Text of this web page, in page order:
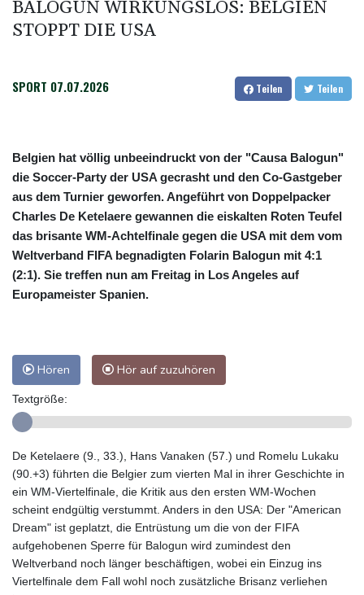
BALOGUN WIRKUNGSLOS: BELGIEN
STOPPT DIE USA
SPORT 07.07.2026 Teilen Teilen
Belgien hat völlig unbeeindruckt von der "Causa Balogun"
die Soccer-Party der USA gecrasht und den Co-Gastgeber
aus dem Turnier geworfen. Angeführt von Doppelpacker
Charles De Ketelaere gewannen die eiskalten Roten Teufel
das brisante WM-Achtelfinale gegen die USA mit dem vom
Weltverband FIFA begnadigten Folarin Balogun mit 4:1
(2:1). Sie treffen nun am Freitag in Los Angeles auf
Europameister Spanien.
Hören Hör auf zuzuhören
Textgröße:
De Ketelaere (9., 33.), Hans Vanaken (57.) und Romelu Lukaku
(90.+3) führten die Belgier zum vierten Mal in ihrer Geschichte in
ein WM-Viertelfinale, die Kritik aus den ersten WM-Wochen
scheint endgültig verstummt. Anders in den USA: Der "American
Dream" ist geplatzt, die Entrüstung um die von der FIFA
aufgehobenen Sperre für Balogun wird zumindest den
Weltverband noch länger beschäftigen, wobei ein Einzug ins
Viertelfinale dem Fall wohl noch zusätzliche Brisanz verliehen